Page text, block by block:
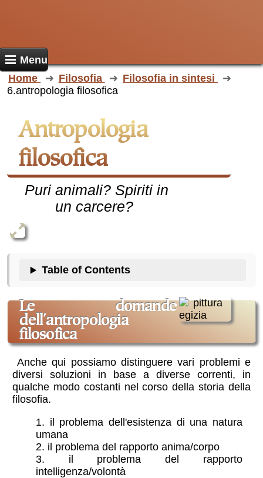
Menu
Home
Filosofia
Filosofia in sintesi
6.antropologia filosofica
Antropologia
filosofica
Puri animali? Spiriti in
un carcere?
Table of Contents
le domande
dell'antropologia
filosofica
Anche qui possiamo distinguere vari problemi e
diversi soluzioni in base a diverse correnti, in
qualche modo costanti nel corso della storia della
filosofia.
il problema dell'esistenza di una natura
umana
il problema del rapporto anima/corpo
il problema del rapporto
intelligenza/volontà